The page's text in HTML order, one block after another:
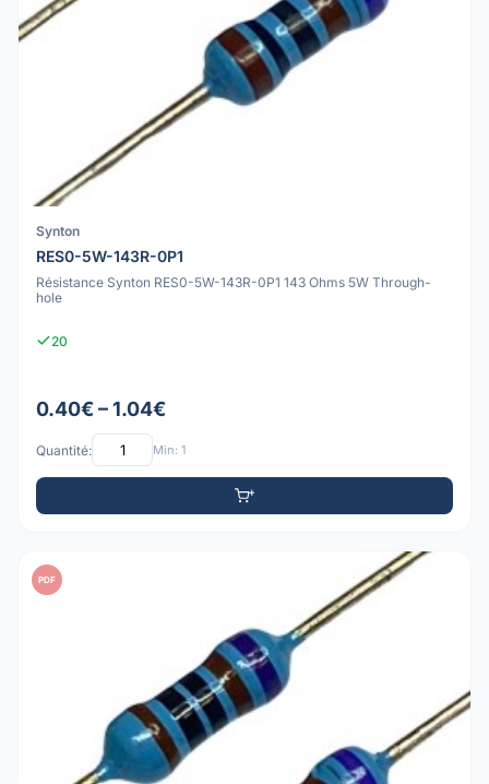
Synton
RES0-5W-143R-0P1
Résistance Synton RES0-5W-143R-0P1 143 Ohms 5W Through-
hole
20
0.40€ – 1.04€
Quantité: Min: 1
PDF